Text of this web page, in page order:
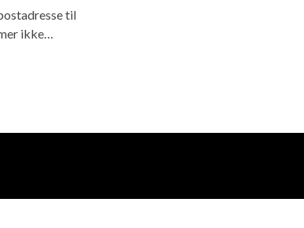
til
ikke…